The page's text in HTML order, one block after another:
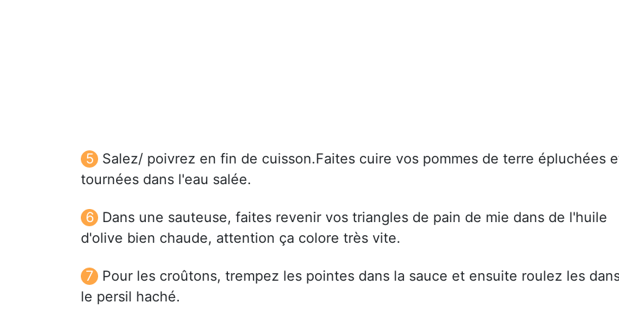
Salez/ poivrez en fin de cuisson.Faites cuire vos pommes de terre épluchées
tournées dans l'eau salée.
Dans une sauteuse, faites revenir vos triangles de pain de mie dans de l'huile
d'olive bien chaude, attention ça colore très vite.
Pour les croûtons, trempez les pointes dans la sauce et ensuite roulez les
le persil haché.